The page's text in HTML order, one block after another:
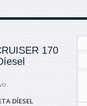
170
DÍESEL